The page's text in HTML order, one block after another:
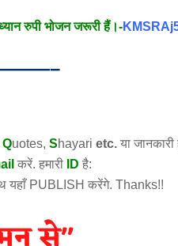
रुपी भोजन जरूरी हैं।-
Quotes, Shayari etc. या जानकारी
करें. हमारी ID है:
यहाँ PUBLISH करेंगे. Thanks!!